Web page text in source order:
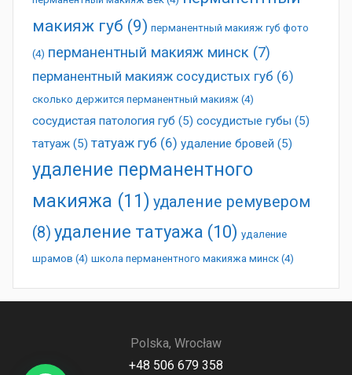
макияж губ (9) перманентный макияж губ фото
(4) перманентный макияж минск (7)
перманентный макияж сосудистых губ (6)
сколько держится перманентный макияж (4)
сосудистая патология губ (5) сосудистые губы (5)
татуаж (5) татуаж губ (6) удаление бровей (5)
удаление перманентного
макияжа (11) удаление ремувером
(8) удаление татуажа (10) удаление
шрамов (4) школа перманентного макияжа минск (4)
Polska, Wrocław
+48 506 679 358